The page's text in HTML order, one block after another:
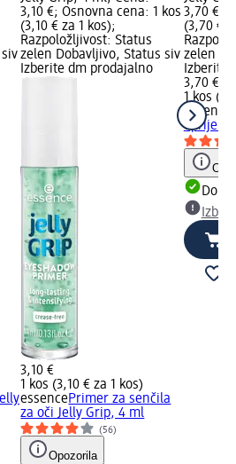
3,10 €; Osnovna cena: 1 kos
(3,10 € za 1 kos);
Razpoložljivost: Status
zelen Dobavljivo, Status siv
Izberite dm prodajalno
3,10 €
1 kos (3,10 € za 1 kos)
essencePrimer za senčila
za oči Jelly Grip, 4 ml
(56)
Opozorila
3,70 €;
(3,70 €
zelen
Izberite
3,70 €
1 kos
essence
oprijem